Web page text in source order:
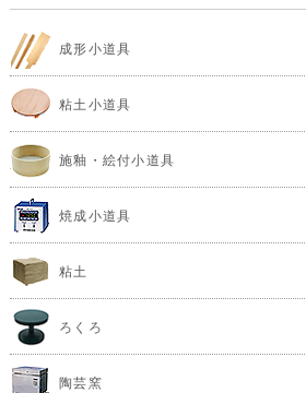
成形小道具
粘土小道具
施釉・絵付小道具
焼成小道具
粘土
ろくろ
陶芸窯